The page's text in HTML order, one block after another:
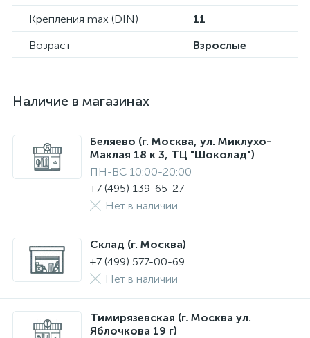
Крепления max (DIN)
11
Возраст
Взрослые
Наличие в магазинах
Беляево (г. Москва, ул. Миклухо-
Маклая 18 к 3, ТЦ "Шоколад")
ПН-ВС 10:00-20:00
+7 (495) 139-65-27
Нет в наличии
Склад (г. Москва)
+7 (499) 577-00-69
Нет в наличии
Тимирязевская (г. Москва ул.
Яблочкова 19 г)